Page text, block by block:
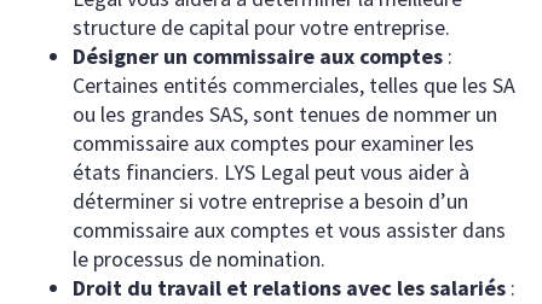
structure de capital pour votre entreprise.
Désigner un commissaire aux comptes :
Certaines entités commerciales, telles que les SA
ou les grandes SAS, sont tenues de nommer un
commissaire aux comptes pour examiner les
états financiers. LYS Legal peut vous aider à
déterminer si votre entreprise a besoin d’un
commissaire aux comptes et vous assister dans
le processus de nomination.
Droit du travail et relations avec les salariés :